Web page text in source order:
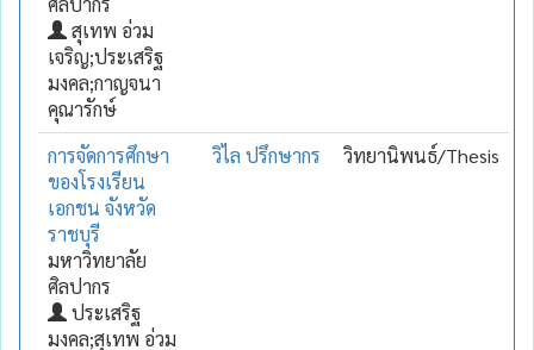
สุเทพ อ่วม
เจริญ;ประเสริฐ
มงคล;กาญจนา
คุณารักษ์
การจัดการศึกษา
ของโรงเรียน
เอกชน จังหวัด
ราชบุรี
มหาวิทยาลัย
ศิลปากร
ประเสริฐ
มงคล;สุเทพ อ่วม
วิไล ปรึกษากร วิทยานิพนธ์/Thesis